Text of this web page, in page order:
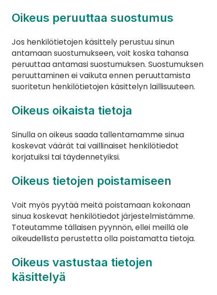
Oikeus peruuttaa suostumus
Jos henkilötietojen käsittely perustuu sinun
antamaan suostumukseen, voit koska tahansa
peruuttaa antamasi suostumuksen. Suostumuksen
peruuttaminen ei vaikuta ennen peruuttamista
suoritetun henkilötietojen käsittelyn laillisuuteen.
Oikeus oikaista tietoja
Sinulla on oikeus saada tallentamamme sinua
koskevat väärät tai vaillinaiset henkilötiedot
korjatuiksi tai täydennetyiksi.
Oikeus tietojen poistamiseen
Voit myös pyytää meitä poistamaan kokonaan
sinua koskevat henkilötiedot järjestelmistämme.
Toteutamme tällaisen pyynnön, ellei meillä ole
oikeudellista perustetta olla poistamatta tietoja.
Oikeus vastustaa tietojen
käsittelyä